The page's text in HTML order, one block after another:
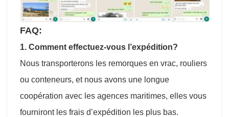
FAQ:
1. Comment effectuez-vous l’expédition?
Nous transporterons les remorques en vrac, rouliers
ou conteneurs, et nous avons une longue
coopération avec les agences maritimes, elles vous
fourniront les frais d’expédition les plus bas.